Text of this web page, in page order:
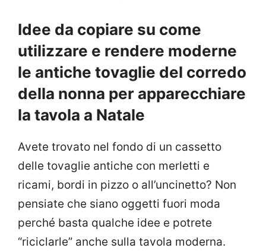
Idee da copiare su come
utilizzare e rendere moderne
le antiche tovaglie del corredo
della nonna per apparecchiare
la tavola a Natale
Avete trovato nel fondo di un cassetto
delle tovaglie antiche con merletti e
ricami, bordi in pizzo o all’uncinetto? Non
pensiate che siano oggetti fuori moda
perché basta qualche idee e potrete
“riciclarle” anche sulla tavola moderna.